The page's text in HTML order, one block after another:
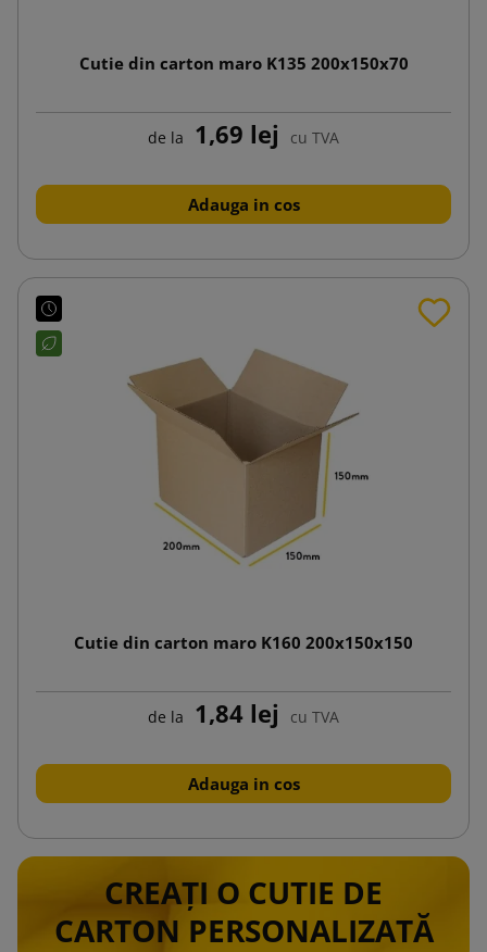
Cutie din carton maro K135 200x150x70
de la 1,69 lej cu TVA
Adauga in cos
Cutie din carton maro K160 200x150x150
de la 1,84 lej cu TVA
Adauga in cos
CREAȚI O CUTIE DE
CARTON PERSONALIZATĂ